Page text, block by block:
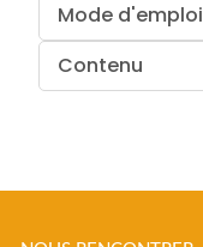
Mode d'emploi
Contenu